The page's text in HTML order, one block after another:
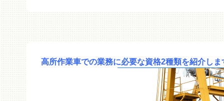
高所作業車での業務に必要な資格2種類を紹介しま